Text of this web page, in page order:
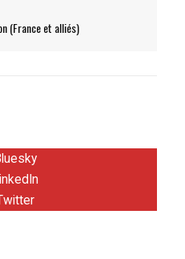
(France et alliés)